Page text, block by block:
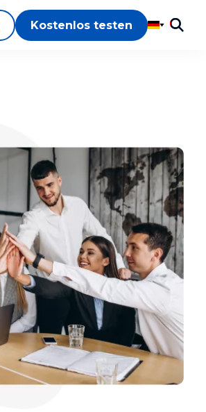
Kostenlos testen